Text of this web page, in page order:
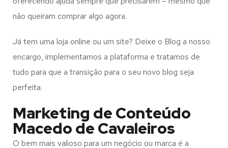
não queiram comprar algo agora.
Já tem uma loja online ou um site? Deixe o Blog a nosso
encargo, implementamos a plataforma e tratamos de
tudo para que a transição para o seu novo blog seja
perfeita.
Marketing de Conteúdo
Macedo de Cavaleiros
O bem mais valioso para um negócio ou marca é a